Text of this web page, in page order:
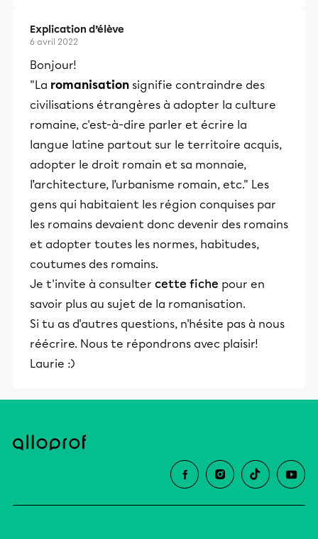
Explication d’élève
6 avril 2022
Bonjour!
"La romanisation signifie contraindre des
civilisations étrangères à adopter la culture
romaine, c'est-à-dire parler et écrire la
langue latine partout sur le territoire acquis,
adopter le droit romain et sa monnaie,
l’architecture, l’urbanisme romain, etc." Les
gens qui habitaient les région conquises par
les romains devaient donc devenir des romains
et adopter toutes les normes, habitudes,
coutumes des romains.
Je t'invite à consulter cette fiche pour en
savoir plus au sujet de la romanisation.
Si tu as d'autres questions, n'hésite pas à nous
réécrire. Nous te répondrons avec plaisir!
Laurie :)